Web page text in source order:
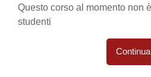
Questo corso al momento non
studenti
Continua